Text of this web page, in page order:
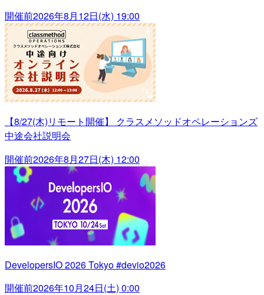
開催前2026年8月12日(水) 19:00
【8/27(木)リモート開催】 クラスメソッドオペレーションズ
中途会社説明会
開催前2026年8月27日(木) 12:00
DevelopersIO 2026 Tokyo #devio2026
開催前2026年10月24日(土) 0:00